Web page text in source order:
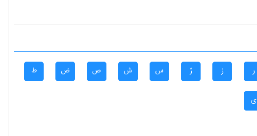
ر ز ژ س ش ص ض ط
ی